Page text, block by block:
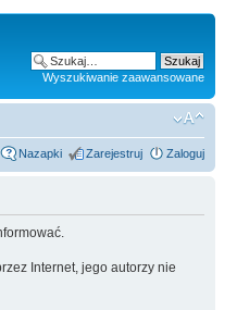
Wyszukiwanie zaawansowane
Nazapki Zarejestruj Zaloguj
Internet, jego autorzy nie